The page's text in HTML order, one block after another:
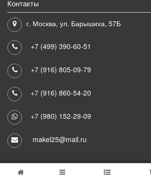
Контакты
г. Москва, ул. Барышиха, 57Б
+7 (499) 390-60-51
+7 (916) 805-09-79
+7 (916) 860-54-20
+7 (980) 152-29-09
makel25@mail.ru